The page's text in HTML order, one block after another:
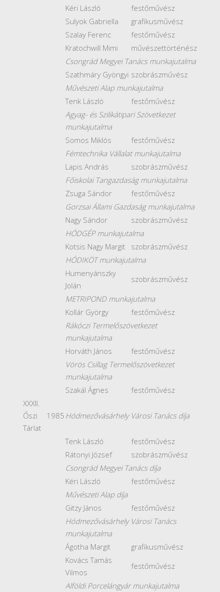
Kéri László
festőművész
Sulyok Gabriella
grafikusművész
Szalay Ferenc
festőművész
Kratochwill Mimi
művészettörténész
Csongrád Megyei Tanács munkajutalma
Szathmáry Gyöngyi szobrászművész
Művészeti Alap munkajutalma
Tenk László
festőművész
Agyag- és Szilikátipari Szövetkezet
munkajutalma
Somos Miklós
festőművész
Fémtechnika Vállalat munkajutalma
Lapis András
szobrászművész
Főiskolai Tangazdaság munkajutalma
Zsuga Sándor
festőművész
Gorzsai Állami Gazdaság munkajutalma
Nagy Sándor
szobrászművész
HÓDGÉP munkajutalma
Kotsis Nagy Margit
szobrászművész
HÓDIKÖT munkajutalma
Humenyánszky
Jolán
szobrászművész
METRIPOND munkajutalma
Kollár György
festőművész
Rákóczi Termelőszövetkezet
munkajutalma
Horváth János
festőművész
Vörös Csillag Termelőszövetkezet
munkajutalma
Szakál Ágnes
festőművész
XXXII.
Őszi
Tárlat
1985 Hódmezővásárhely Városi Tanács díja
Tenk László
festőművész
Rátonyi József
szobrászművész
Csongrád Megyei Tanács díja
Kéri László
festőművész
Művészeti Alap díja
Gitzy János
festőművész
Hódmezővásárhely Városi Tanács
munkajutalma
Ágotha Margit
grafikusművész
Kovács Tamás
Vilmos
festőművész
Alföldi Porcelángyár munkajutalma